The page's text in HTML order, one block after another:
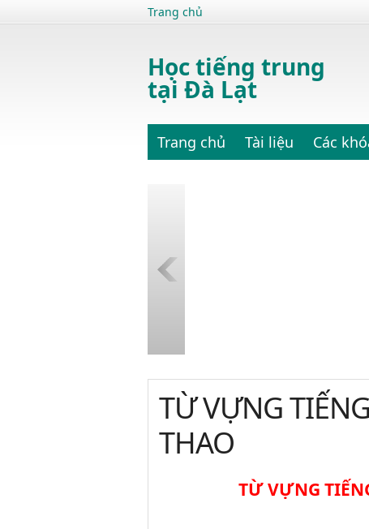
Trang chủ
Học tiếng trung
tại Đà Lạt
Trang chủ Tài liệu Các
TỪ VỰNG
THAO
TỪ VỰNG